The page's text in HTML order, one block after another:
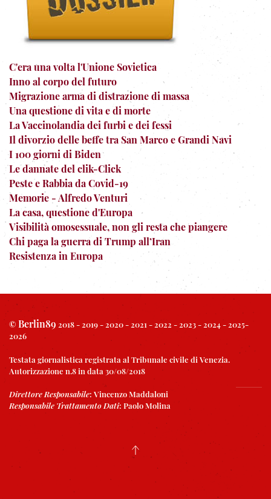
C'era una volta l'Unione Sovietica
Inno al corpo del futuro
Migrazione arma di distrazione di massa
Una questione di vita e di morte
La Vaccinolandia dei furbi e dei fessi
Il divorzio delle beffe tra San Marco e Grandi Navi
I 100 giorni di Biden
Le dannate del clik-Click
Peste e Rabbia da Covid-19
Memorie - Alfredo Venturi
La casa, questione d'Europa
Visibilità omosessuale, non gli resta che piangere
Chi paga la guerra di Trump all’Iran
Resistenza in Europa
© Berlin89 2018 - 2019 - 2020 - 2021 - 2022 - 2023 - 2024 - 2025-
2026
Testata giornalistica registrata al Tribunale civile di Venezia.
Autorizzazione n.8 in data 30/08/2018
Direttore Responsabile: Vincenzo Maddaloni
Responsabile Trattamento Dati: Paolo Molina